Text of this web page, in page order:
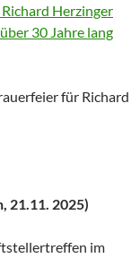
Herzinger
30 Jahre lang
für Richard
21.11. 2025)
im